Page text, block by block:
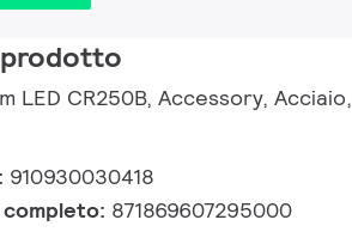
LED CR250B, Accessory, Acciaio,
910930030418
871869607295000